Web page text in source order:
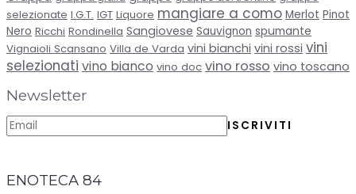
selezionate I.G.T. IGT Liquore mangiare a como Merlot Pinot
Nero Ricchi Rondinella Sangiovese Sauvignon spumante
Vignaioli Scansano Villa de Varda vini bianchi vini rossi vini
selezionati vino bianco vino doc vino rosso vino toscano
Newsletter
ENOTECA 84